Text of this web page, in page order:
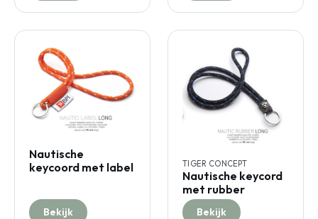
Nautische
keycoord met label
Bekijk
TIGER CONCEPT
Nautische keycord
met rubber
Bekijk